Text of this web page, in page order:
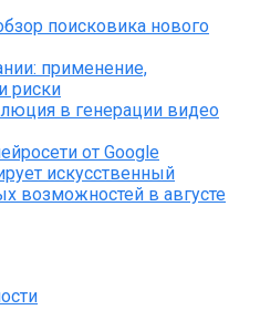
поисковика нового
применение,
риски
в генерации видео
от Google
искусственный
возможностей в августе